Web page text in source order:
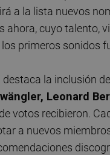
a la lista nuevos
ahora, cuyo talento,
primeros sonidos
la inclusión
Leonard
votos recibieron.
a nuevos